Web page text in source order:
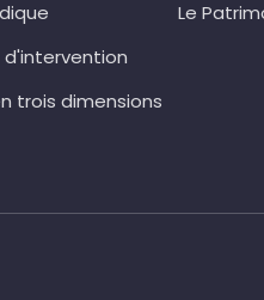
trois dimensions
Le